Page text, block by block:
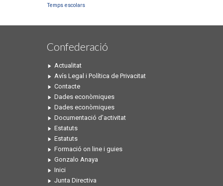
Temps escolars
Confederació
Actualitat
Avís Legal i Política de Privacitat
Contacte
Dades econòmiques
Dades econòmiques
Documentació d’activitat
Estatuts
Estatuts
Formació on line i guies
Gonzalo Anaya
Inici
Junta Directiva